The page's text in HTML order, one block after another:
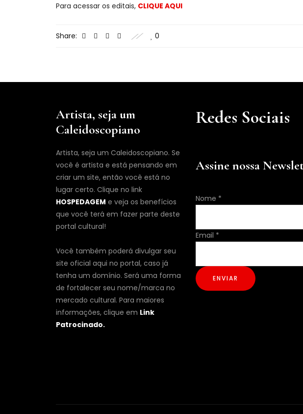
Para acessar os editais, CLIQUE AQUI
Share: 0
Artista, seja um
Caleidoscopiano
Artista, seja um Caleidoscopiano. Se
você é artista e está pensando em
criar um site, então você está no
lugar certo. Clique no link
HOSPEDAGEM e veja os benefícios
que você terá em fazer parte deste
portal cultural!
Você também poderá divulgar seu
site oficial aqui no portal, caso já
tenha um domínio. Será uma forma
de fortalecer seu nome/marca no
mercado cultural. Para maiores
informações, clique em Link
Patrocinado.
Redes Sociais
Assine nossa
Nome *
Email
Email *
ENVIAR